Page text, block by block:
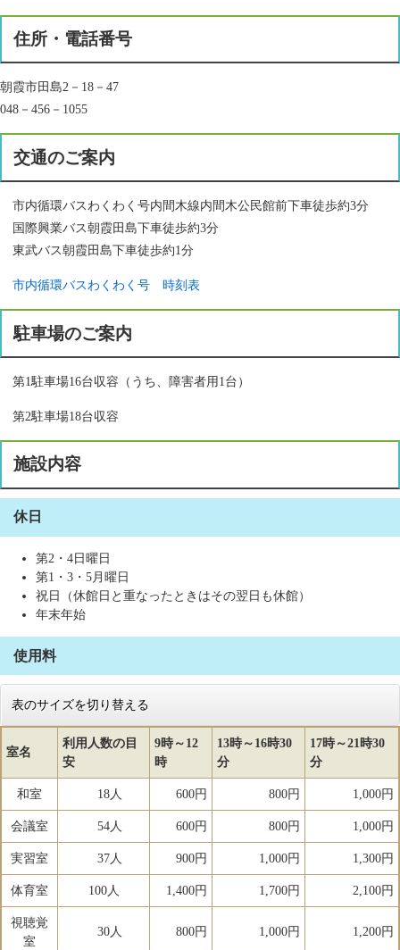
住所・電話番号
朝霞市田島2－18－47
048－456－1055
交通のご案内
市内循環バスわくわく号内間木線内間木公民館前下車徒歩約3分
国際興業バス朝霞田島下車徒歩約3分
東武バス朝霞田島下車徒歩約1分
市内循環バスわくわく号 時刻表
駐車場のご案内
第1駐車場16台収容（うち、障害者用1台）
第2駐車場18台収容
施設内容
休日
第2・4日曜日
第1・3・5月曜日
祝日（休館日と重なったときはその翌日も休館）
年末年始
使用料
表のサイズを切り替える
室名
利用人数の目
安
9時～12
時
13時～16時30
分
17時～21時30
分
和室 18人 600円 800円 1,000円
会議室 54人 600円 800円 1,000円
実習室 37人 900円 1,000円 1,300円
体育室 100人 1,400円 1,700円 2,100円
視聴覚
室
30人 800円 1,000円 1,200円